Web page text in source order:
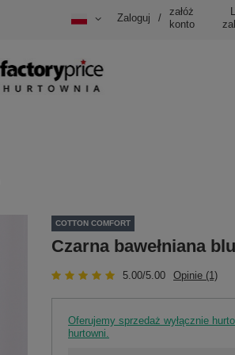
Zaloguj /
załóż
konto
COTTON COMFORT
Czarna bawełniana
5.00/5.00 Opinie (1)
Oferujemy sprzedaż wyłącznie
hurtowni.